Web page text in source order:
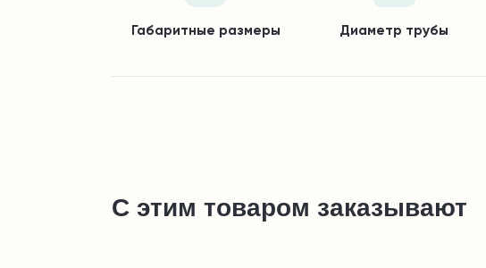
Габаритные размеры Диаметр трубы
С этим товаром заказывают